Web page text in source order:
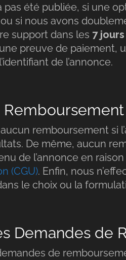
pas été publiée, si une
si nous avons
support dans les 7 jours
preuve de paiement,
de l’annonce.
Remboursement
remboursement si
De même, aucun
de l’annonce en
(CGU). Enfin, nous
le choix ou la
Demandes de
de